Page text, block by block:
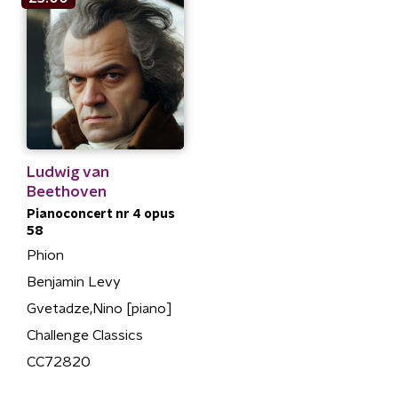
Ludwig van
Beethoven
Pianoconcert nr 4 opus
58
Phion
Benjamin Levy
Gvetadze,Nino [piano]
Challenge Classics
CC72820